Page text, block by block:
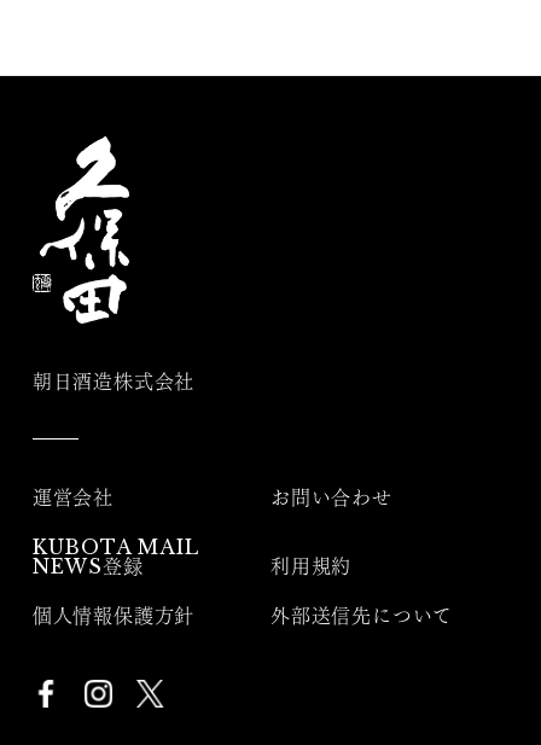
朝日酒造株式会社
運営会社 お問い合わせ
KUBOTA MAIL
NEWS登録
利用規約
個人情報保護方針 外部送信先について